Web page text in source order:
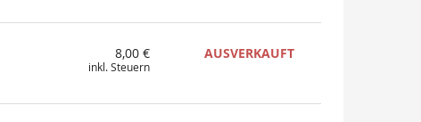
8,00 €
inkl. Steuern
AUSVERKAUFT